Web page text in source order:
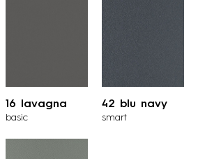
16 lavagna
basic
42 blu navy
smart